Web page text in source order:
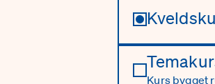
Kurs bygget